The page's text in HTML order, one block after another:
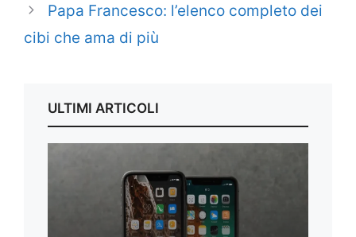
Papa Francesco: l’elenco completo dei
cibi che ama di più
ULTIMI ARTICOLI